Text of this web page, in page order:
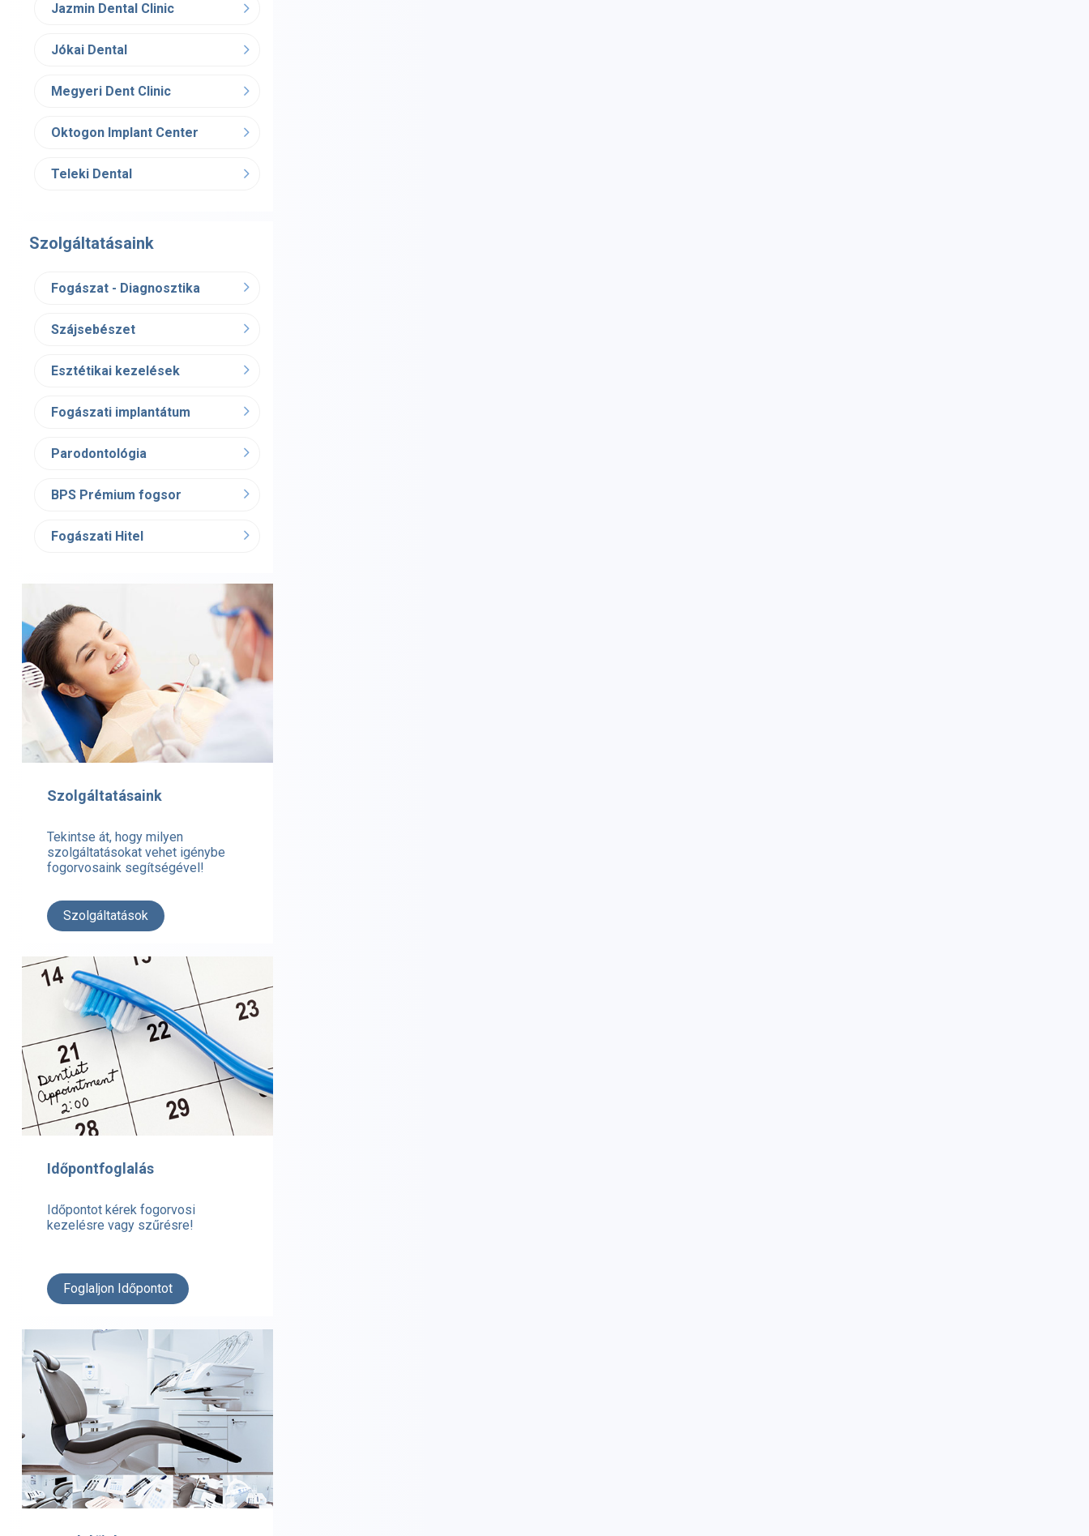
Jazmin Dental Clinic
Jókai Dental
Megyeri Dent Clinic
Oktogon Implant Center
Teleki Dental
Szolgáltatásaink
Fogászat - Diagnosztika
Szájsebészet
Esztétikai kezelések
Fogászati implantátum
Parodontológia
BPS Prémium fogsor
Fogászati Hitel
Szolgáltatásaink
Tekintse át, hogy milyen
szolgáltatásokat vehet igénybe
fogorvosaink segítségével!
Szolgáltatások
Időpontfoglalás
Időpontot kérek fogorvosi
kezelésre vagy szűrésre!
Foglaljon Időpontot